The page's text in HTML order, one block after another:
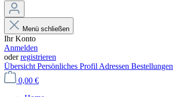
Menü schließen
Ihr Konto
Anmelden
oderregistrieren
Übersicht Persönliches Profil Adressen Bestellungen
0,00 €